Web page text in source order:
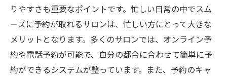
りやすさも重要なポイントです。忙しい日常の中でスム
ーズに予約が取れるサロンは、忙しい方にとって大きな
メリットとなります。多くのサロンでは、オンライン予
約や電話予約が可能で、自分の都合に合わせて簡単に予
約ができるシステムが整っています。また、予約のキャ